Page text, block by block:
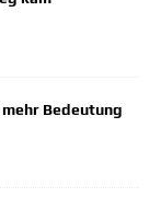
Bedeutung